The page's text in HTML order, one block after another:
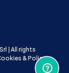
| All rights
& Policy